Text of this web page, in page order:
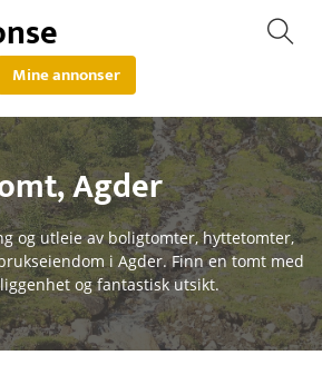
Mine annonser
,Agder
og utleie av boligtomter, hyttetomter,
i Agder. Finn en tomt med
og fantastisk utsikt.